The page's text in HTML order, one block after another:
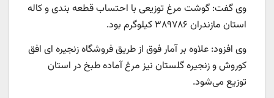
وی گفت: گوشت مرغ توزیعی با احتساب قطعه بندی و کاله
استان مازندران ۳۸۹۷۸۶ کیلوگرم بود.
وی افزود: علاوه بر آمار فوق از طریق فروشگاه‌ زنجیره ای افق
کوروش و زنجیره گلستان نیز مرغ آماده طبخ در استان
توزیع می‌‌شود.